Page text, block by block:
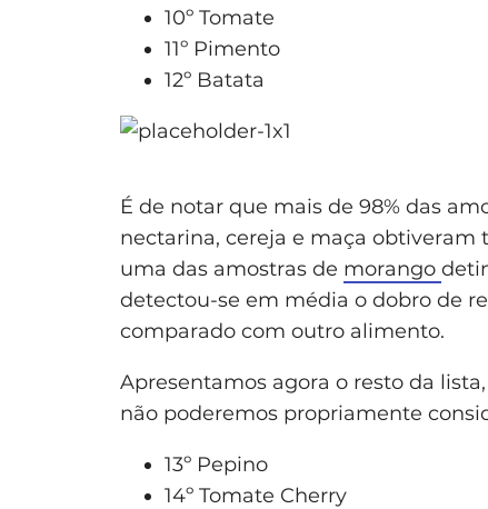
10º Tomate
11º Pimento
12º Batata
É de notar que mais de 98% das
nectarina, cereja e maça
uma das amostras de morango
detectou-se em média o dobro de
comparado com outro alimento.
Apresentamos agora o resto da
não poderemos propriamente
13º Pepino
14º Tomate Cherry